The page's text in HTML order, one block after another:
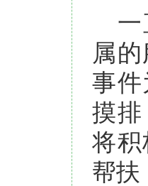
属
事
摸
将
帮扶